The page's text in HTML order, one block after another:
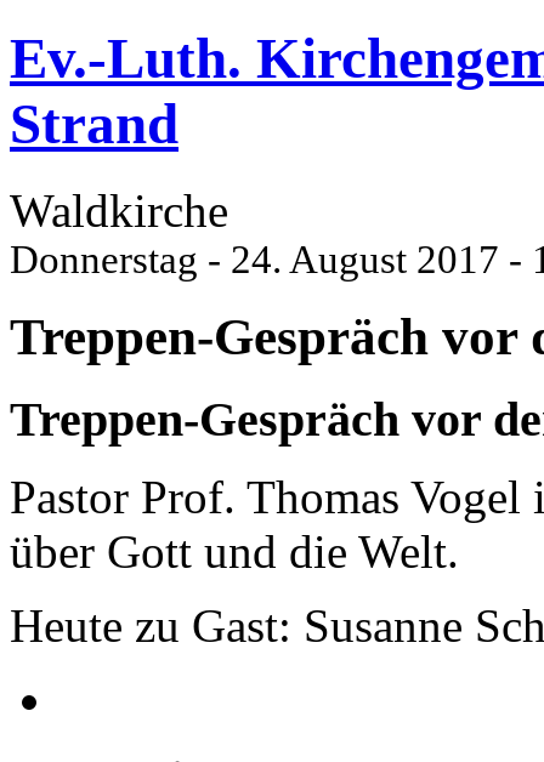
Ev.-Luth.
Strand
Waldkirche
Donnerstag - 24. August 2017 -
Treppen-Gespräch vor
Treppen-Gespräch vor
Pastor Prof. Thomas
über Gott und die Welt.
Heute zu Gast: Susanne